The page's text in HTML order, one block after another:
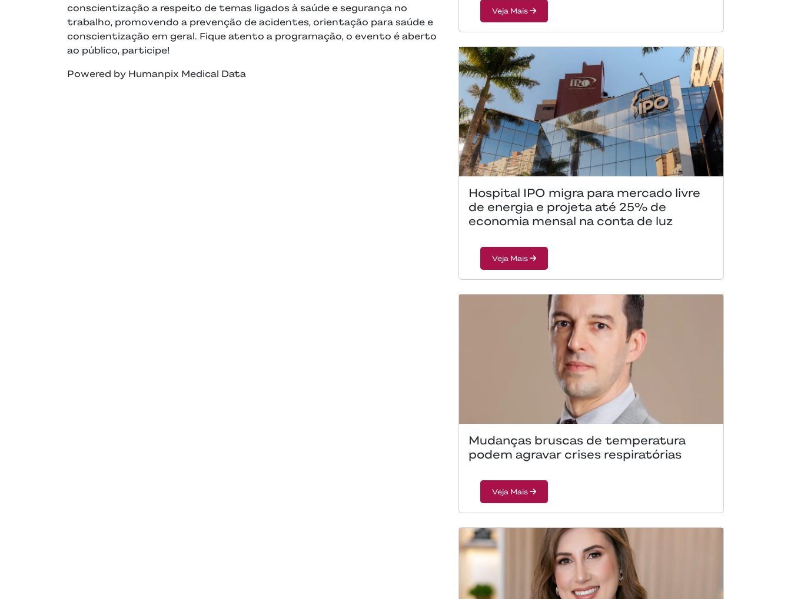
conscientização a respeito de temas ligados à saúde e segurança no
trabalho, promovendo a prevenção de acidentes, orientação para saúde e
conscientização em geral. Fique atento a programação, o evento é aberto
ao público, participe!
Powered by Humanpix Medical Data
Veja Mais
Hospital IPO migra para mercado livre
de energia e projeta até 25% de
economia mensal na conta de luz
Veja Mais
Mudanças bruscas de temperatura
podem agravar crises respiratórias
Veja Mais